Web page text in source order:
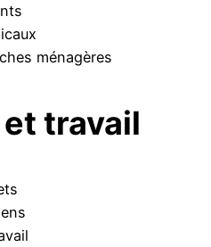
ménagères
travail